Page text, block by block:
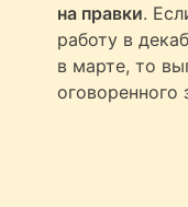
на правки.
работу в
в марте, то
оговоренного